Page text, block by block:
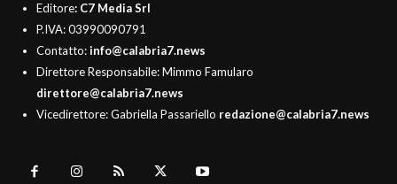
Editore: C7 Media Srl
P.IVA: 03990090791
Contatto:info@calabria7.news
Direttore Responsabile: Mimmo Famularo
direttore@calabria7.news
Vicedirettore: Gabriella Passariello redazione@calabria7.news